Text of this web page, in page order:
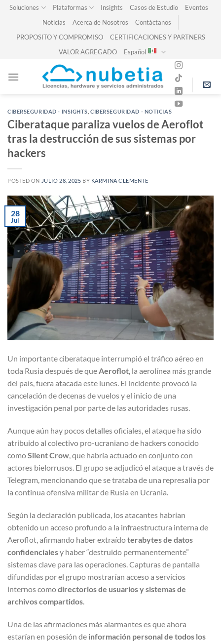
SkipSoluciones Plataformas Insights Casos de Estudio
Eventos
Noticias
Acerca de Nosotros
Contáctanos
PROPOSITO Y COMPROMISO
CERTIFICACIONES Y PARTNERS
VALOR AGREGADO
Español
CIBERSEGURIDAD - INSIGHTS ,CIBERSEGURIDAD - NOTICIAS
Ciberataque paraliza vuelos de Aeroflot
tras la destrucción de sus sistemas por
hackers
POSTED ON JULIO 28, 2025 BY KARMINA CLEMENTE
28
Jul
Un importante ciberataque interrumpió el tráfico aéreo en
toda Rusia después de queAeroflot, la aerolínea más grande
del país, fuera atacada este lunes. El incidente provocó la
cancelación de decenas de vuelos y el inicio de una
investigación penal por parte de las autoridades rusas.
Aunque aún hay pocos detalles oficiales, el ataque ha sido
atribuido al colectivo pro-ucraniano de hackers conocido
comoSilent Crow, que habría actuado en conjunto con
actores bielorrusos. El grupo se adjudicó el ataque a través de
Telegram, mencionando que se trataba de una represalia por
la continua ofensiva militar de Rusia en Ucrania.
Según la declaración publicada, los atacantes habrían
obtenido un acceso profundo a la infraestructura interna de
Aeroflot, afirmando haber extraídoterabytes de datos
confidencialesy haber “destruido permanentemente”
sistemas clave para las operaciones. Capturas de pantalla
difundidas por el grupo mostrarían acceso a servicios
internos comodirectorios de usuarios y sistemas de
archivos compartidos.
Una de las afirmaciones más alarmantes es que ahora
estarían en posesión de información personal de todos los